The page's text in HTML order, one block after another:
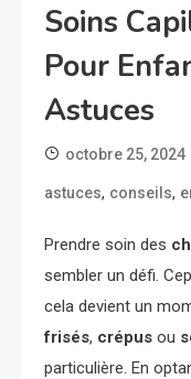
Soins
Pour
Astuces
octobre 25, 2024
astuces, conseils,
Prendre soin des
sembler un défi.
cela devient un
frisés, crépus ou
particulière. En